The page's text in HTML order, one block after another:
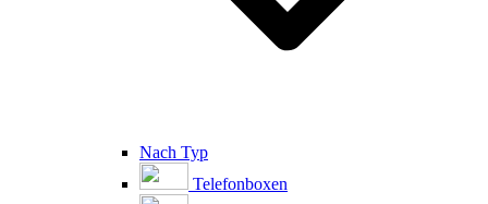
Nach Typ
Telefonboxen